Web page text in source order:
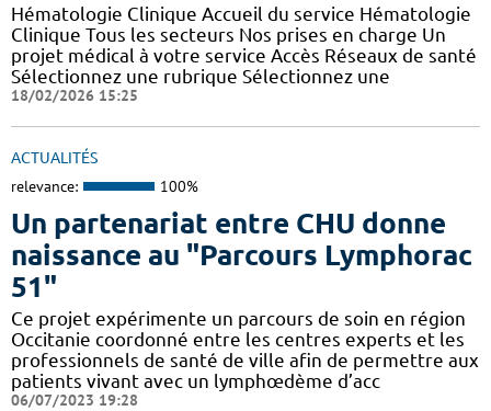
Hématologie Clinique Accueil du service Hématologie
Clinique Tous les secteurs Nos prises en charge Un
projet médical à votre service Accès Réseaux de santé
Sélectionnez une rubrique Sélectionnez une
18/02/2026 15:25
ACTUALITÉS
relevance: 100%
Un partenariat entre CHU donne
naissance au "Parcours Lymphorac
51"
Ce projet expérimente un parcours de soin en région
Occitanie coordonné entre les centres experts et les
professionnels de santé de ville afin de permettre aux
patients vivant avec un lymphœdème d’acc
06/07/2023 19:28